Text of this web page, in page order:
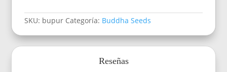
SKU: bupur Categoría: Buddha Seeds
Reseñas